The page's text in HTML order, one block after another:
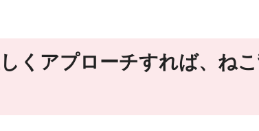
くアプローチすれば、ね